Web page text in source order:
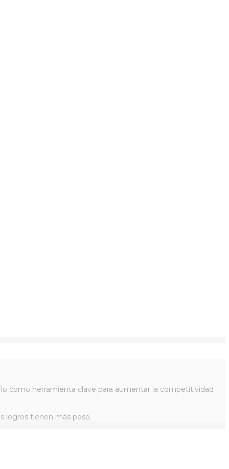
como herramienta clave para aumentar la competitividad
logros tienen más peso.